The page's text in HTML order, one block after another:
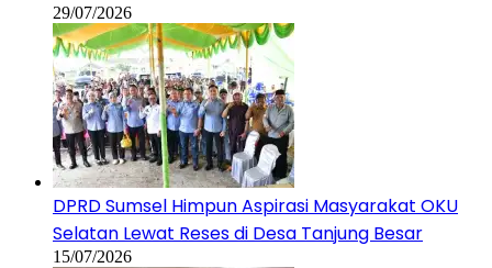
29/07/2026
DPRD Sumsel Himpun Aspirasi Masyarakat OKU
Selatan Lewat Reses di Desa Tanjung Besar
15/07/2026